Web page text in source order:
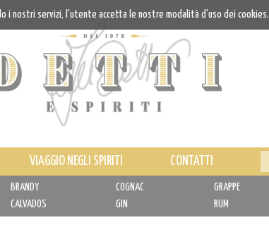
VIAGGIO NEGLI SPIRITI CONTATTI
BRANDY
CALVADOS
COGNAC
GIN
GRAPPE
RUM
i nostri servizi, l'utente accetta le nostre modalità d'uso dei cookies.